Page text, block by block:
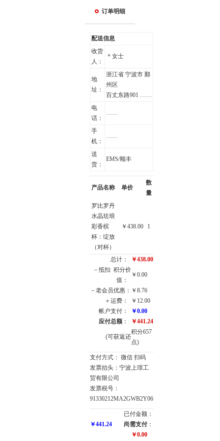
订单明细
配送信息
收货
人：
＊女士
地
址：
浙江省 宁波市 鄞
州区
百丈东路901 ……
电
话：
……
手
机：
……
送
货：
EMS/顺丰
产品名称 单价
数
量
罗比罗丹
水晶珐琅
彩香槟
杯：绽放
（对杯）
￥438.00 1
总计：
￥438.00
－抵扣 积分价
值：
￥0.00
－老会员优惠： ￥8.76
＋运费：
￥12.00
帐户支付：
￥0.00
应付总额： ￥441.24
(可获返还
积分657
点)
支付方式： 微信 扫码
发票抬头：宁波上璟工
贸有限公司
发票税号：
91330212MA2GWB2Y06
已付金额：
￥441.24
尚需支付：
￥0.00